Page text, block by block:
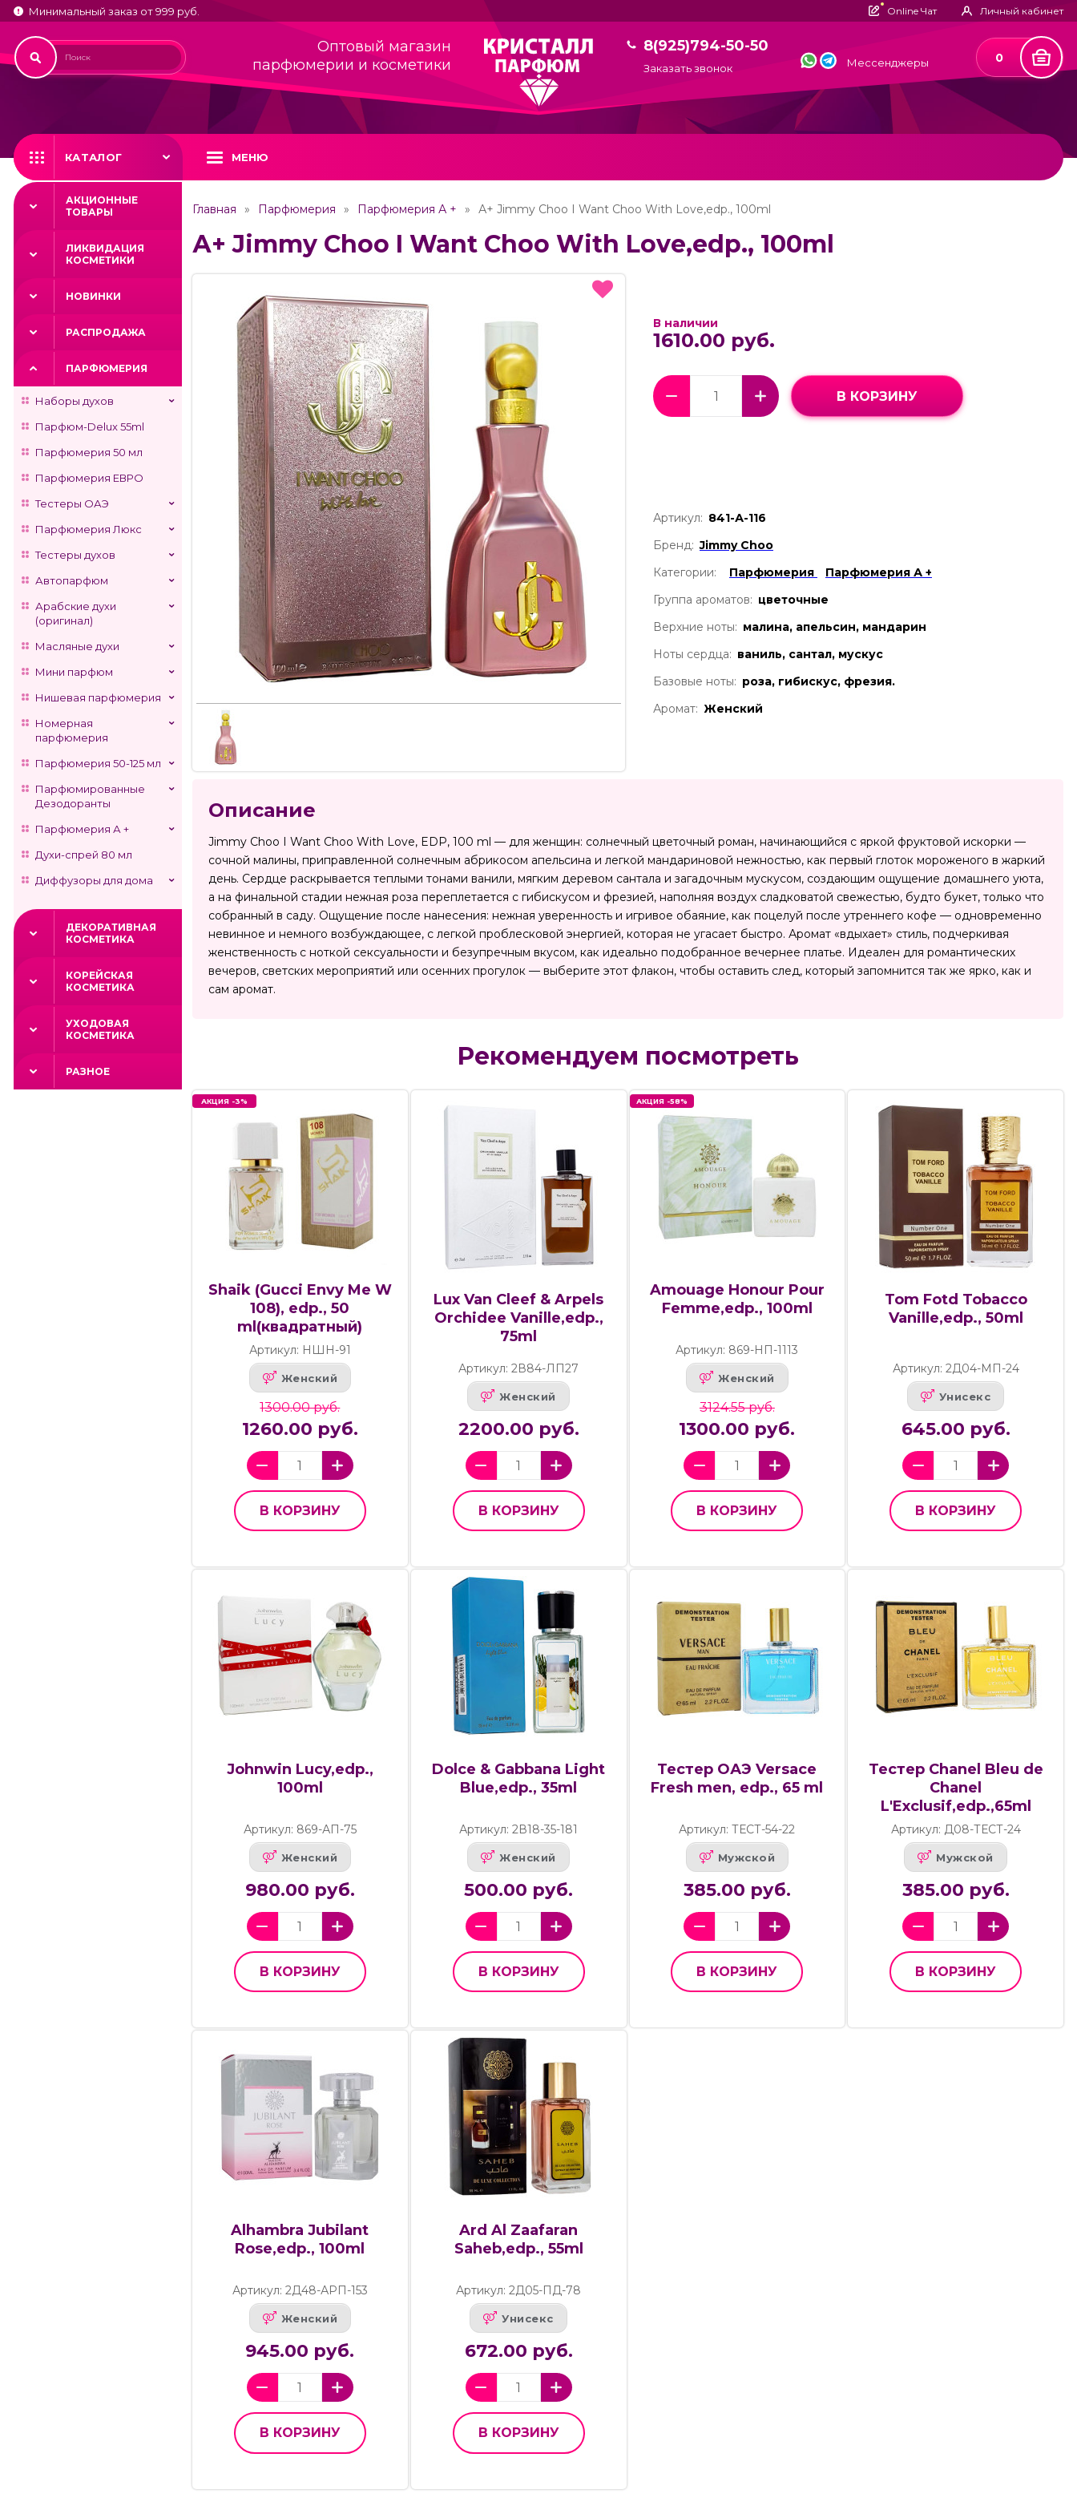
Минимальный заказ от 999 руб. Online Чат Личный кабинет
Оптовый магазин
парфюмерии и косметики
8(925)794-50-50
Заказать звонок Мессенджеры 0
КАТАЛОГ МЕНЮ
АКЦИОННЫЕ
ТОВАРЫ
ЛИКВИДАЦИЯ
КОСМЕТИКИ
НОВИНКИ
РАСПРОДАЖА
ПАРФЮМЕРИЯ
Наборы духов
Парфюм-Delux 55ml
Парфюмерия 50 мл
Парфюмерия ЕВРО
Тестеры ОАЭ
Парфюмерия Люкс
Тестеры духов
Автопарфюм
Арабские духи
(оригинал)
Масляные духи
Мини парфюм
Нишевая парфюмерия
Номерная
парфюмерия
Парфюмерия 50-125 мл
Парфюмированные
Дезодоранты
Парфюмерия А +
Духи-спрей 80 мл
Диффузоры для дома
ДЕКОРАТИВНАЯ
КОСМЕТИКА
КОРЕЙСКАЯ
КОСМЕТИКА
УХОДОВАЯ
КОСМЕТИКА
РАЗНОЕ
Главная Парфюмерия Парфюмерия А + А+ Jimmy Choo I Want Choo With Love,edp., 100ml
А+ Jimmy Choo I Want Choo With Love,edp., 100ml
В наличии
1610.00 руб.
В КОРЗИНУ
Артикул: 841-А-116
Бренд: Jimmy Choo
Категории:
Парфюмерия
Парфюмерия А +
Группа ароматов: цветочные
Верхние ноты: малина, апельсин, мандарин
Ноты сердца: ваниль, сантал, мускус
Базовые ноты: роза, гибискус, фрезия.
Аромат: Женский
Описание
Jimmy Choo I Want Choo With Love, EDP, 100 ml — для женщин: солнечный цветочный роман, начинающийся с яркой фруктовой искорки —
сочной малины, приправленной солнечным абрикосом апельсина и легкой мандариновой нежностью, как первый глоток мороженого в жаркий
день. Сердце раскрывается теплыми тонами ванили, мягким деревом сантала и загадочным мускусом, создающим ощущение домашнего уюта,
а на финальной стадии нежная роза переплетается с гибискусом и фрезией, наполняя воздух сладковатой свежестью, будто букет, только что
собранный в саду. Ощущение после нанесения: нежная уверенность и игривое обаяние, как поцелуй после утреннего кофе — одновременно
невинное и немного возбуждающее, с легкой проблесковой энергией, которая не угасает быстро. Аромат «вдыхает» стиль, подчеркивая
женственность с ноткой сексуальности и безупречным вкусом, как идеально подобранное вечернее платье. Идеален для романтических
вечеров, светских мероприятий или осенних прогулок — выберите этот флакон, чтобы оставить след, который запомнится так же ярко, как и
сам аромат.
Рекомендуем посмотреть
АКЦИЯ -3%
Shaik (Gucci Envy Me W
108), edp., 50
ml(квадратный)
Артикул: НШН-91
Женский
1300.00 руб.
1260.00 руб.
В КОРЗИНУ
Lux Van Cleef & Arpels
Orchidee Vanille,edp.,
75ml
Артикул: 2В84-ЛП27
Женский
2200.00 руб.
В КОРЗИНУ
АКЦИЯ -58%
Amouage Honour Pour
Femme,edp., 100ml
Артикул: 869-НП-1113
Женский
3124.55 руб.
1300.00 руб.
В КОРЗИНУ
Tom Fotd Tobacco
Vanille,edp., 50ml
Артикул: 2Д04-МП-24
Унисекс
645.00 руб.
В КОРЗИНУ
Johnwin Lucy,edp.,
100ml
Артикул: 869-АП-75
Женский
980.00 руб.
В КОРЗИНУ
Dolce & Gabbana Light
Blue,edp., 35ml
Артикул: 2В18-35-181
Женский
500.00 руб.
В КОРЗИНУ
Тестер ОАЭ Versace
Fresh men, edp., 65 ml
Артикул: ТЕСТ-54-22
Мужской
385.00 руб.
В КОРЗИНУ
Тестер Chanel Bleu de
Chanel
L'Exclusif,edp.,65ml
Артикул: Д08-ТЕСТ-24
Мужской
385.00 руб.
В КОРЗИНУ
Alhambra Jubilant
Rose,edp., 100ml
Артикул: 2Д48-АРП-153
Женский
945.00 руб.
В КОРЗИНУ
Ard Al Zaafaran
Saheb,edp., 55ml
Артикул: 2Д05-ПД-78
Унисекс
672.00 руб.
В КОРЗИНУ